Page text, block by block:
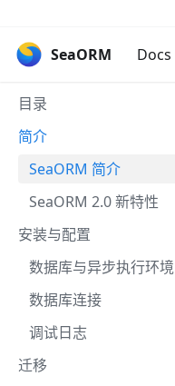
SeaORM Docs
目录
简介
SeaORM 简介
SeaORM 2.0 新特性
安装与配置
数据库与异步执行环境
数据库连接
调试日志
迁移